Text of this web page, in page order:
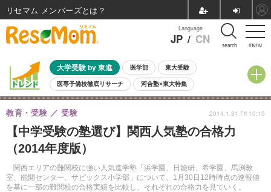
menu
Language
JP / CN search
大学受験 by 東進 医学部 東大受験
医専予備校徹底リサーチ 河合塾×東大特集
親子で考える大学選び 高校受験 中学受験 小学校受験
共通テスト 夏休み
8月開催イベント・WS 全国公立高校 過去問 人気記事
自由研究教材（小学生向け）
【中学受験の塾選び】関西人気塾の合格力
（2014年度版）
関西エリアの難関校に強い人気進学塾「浜学園、日能研、希学園、馬渕教
室、能開センター、サピックス小学部」について、1月30日12時時点の速報値
を基に一部の難関校の合格実績を比較し、それぞれの合格力を見ていく。
教育・受験 受験 2014.1.31 Fri 10:15
リセマム メンバーズ